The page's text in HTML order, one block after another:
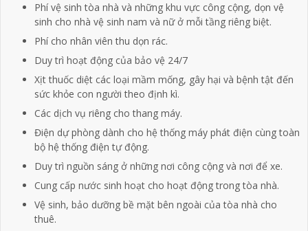
Phí vệ sinh tòa nhà và những khu vực công cộng, dọn vệ
sinh cho nhà vệ sinh nam và nữ ở mỗi tầng riêng biệt.
Phí cho nhân viên thu dọn rác.
Duy trì hoạt động của bảo vệ 24/7
Xịt thuốc diệt các loại mầm mống, gây hại và bệnh tật đến
sức khỏe con người theo định kì.
Các dịch vụ riêng cho thang máy.
Điện dự phòng dành cho hệ thống máy phát điện cùng toàn
bộ hệ thống điện tự động.
Duy trì nguồn sáng ở những nơi công cộng và nơi để xe.
Cung cấp nước sinh hoạt cho hoạt động trong tòa nhà.
Vệ sinh, bảo dưỡng bề mặt bên ngoài của tòa nhà cho
thuê.